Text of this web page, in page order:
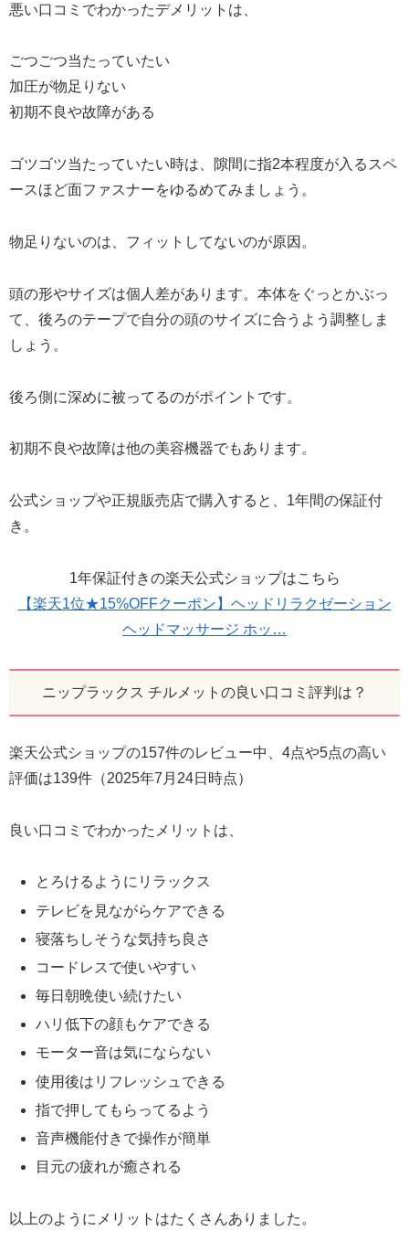
悪い口コミでわかったデメリットは、
ごつごつ当たっていたい
加圧が物足りない
初期不良や故障がある
ゴツゴツ当たっていたい時は、隙間に指2本程度が入るスペ
ースほど面ファスナーをゆるめてみましょう。
物足りないのは、フィットしてないのが原因。
頭の形やサイズは個人差があります。本体をぐっとかぶっ
て、後ろのテープで自分の頭のサイズに合うよう調整しま
しょう。
後ろ側に深めに被ってるのがポイントです。
初期不良や故障は他の美容機器でもあります。
公式ショップや正規販売店で購入すると、1年間の保証付
き。
1年保証付きの楽天公式ショップはこちら
【楽天1位★15%OFFクーポン】ヘッドリラクゼーション
ヘッドマッサージ ホッ…
ニップラックス チルメットの良い口コミ評判は？
楽天公式ショップの157件のレビュー中、4点や5点の高い
評価は139件（2025年7月24日時点）
良い口コミでわかったメリットは、
とろけるようにリラックス
テレビを見ながらケアできる
寝落ちしそうな気持ち良さ
コードレスで使いやすい
毎日朝晩使い続けたい
ハリ低下の顔もケアできる
モーター音は気にならない
使用後はリフレッシュできる
指で押してもらってるよう
音声機能付きで操作が簡単
目元の疲れが癒される
以上のようにメリットはたくさんありました。